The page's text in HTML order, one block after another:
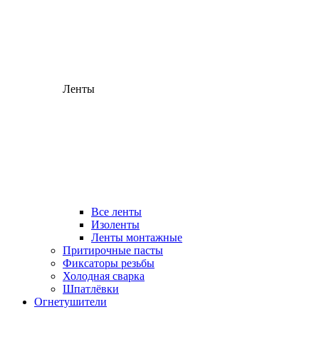
Ленты
Все ленты
Изоленты
Ленты монтажные
Притирочные пасты
Фиксаторы резьбы
Холодная сварка
Шпатлёвки
Огнетушители